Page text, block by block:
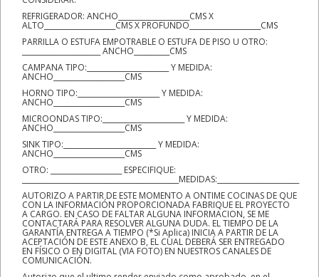
REFRIGERADOR: ANCHO____________________CMS X
ALTO____________________CMS X PROFUNDO____________________CMS
PARRILLA O ESTUFA EMPOTRABLE O ESTUFA DE PISO U OTRO:
______________________ ANCHO__________CMS
CAMPANA TIPO:_______________________ Y MEDIDA:
ANCHO____________________CMS
HORNO TIPO:_______________________ Y MEDIDA:
ANCHO____________________CMS
MICROONDAS TIPO:_______________________ Y MEDIDA:
ANCHO____________________CMS
SINK TIPO:__________________________ Y MEDIDA:
ANCHO____________________CMS
OTRO: ____________________ ESPECIFIQUE:
____________________________________________MEDIDAS:_______________________
AUTORIZO A PARTIR DE ESTE MOMENTO A ONTIME COCINAS DE QUE
CON LA INFORMACIÓN PROPORCIONADA FABRIQUE EL PROYECTO
A CARGO. EN CASO DE FALTAR ALGUNA INFORMACION, SE ME
CONTACTARÁ PARA RESOLVER ALGUNA DUDA. EL TIEMPO DE LA
GARANTÍA ENTREGA A TIEMPO (*Si Aplica) INICIA A PARTIR DE LA
ACEPTACIÓN DE ESTE ANEXO B, EL CUAL DEBERÁ SER ENTREGADO
EN FÍSICO O EN DIGITAL (VIA FOTO) EN NUESTROS CANALES DE
COMUNICACIÓN.